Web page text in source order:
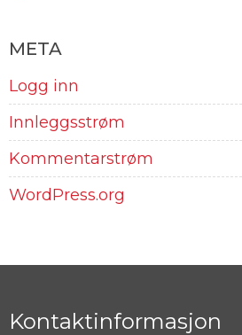
META
Logg inn
Innleggsstrøm
Kommentarstrøm
WordPress.org
Kontaktinformasjon